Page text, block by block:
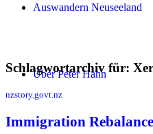
Auswandern Neuseeland
Über Peter Hahn
Schlagwortarchiv für:
nzstory.govt.nz
Immigration